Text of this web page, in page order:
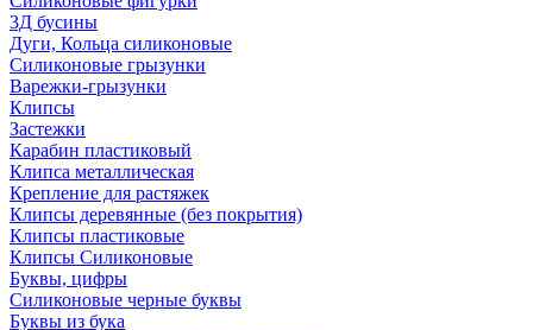
3Д бусины
Дуги, Кольца силиконовые
Силиконовые грызунки
Варежки-грызунки
Клипсы
Застежки
Карабин пластиковый
Клипса металлическая
Крепление для растяжек
Клипсы деревянные (без покрытия)
Клипсы пластиковые
Клипсы Силиконовые
Буквы, цифры
Силиконовые черные буквы
Буквы из бука